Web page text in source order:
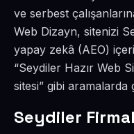
ve serbest
Web Dizayn, sitenizi
yapay zekâ (AEO)
“Seydiler Hazır Web
sitesi” gibi
Seydiler